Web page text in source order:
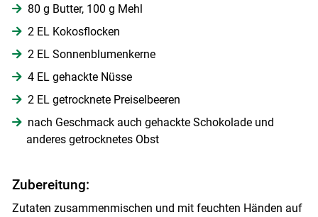
80 g Butter, 100 g Mehl
2 EL Kokosflocken
2 EL Sonnenblumenkerne
4 EL gehackte Nüsse
2 EL getrocknete Preiselbeeren
nach Geschmack auch gehackte Schokolade und
anderes getrocknetes Obst
Zubereitung:
Zutaten zusammenmischen und mit feuchten Händen auf